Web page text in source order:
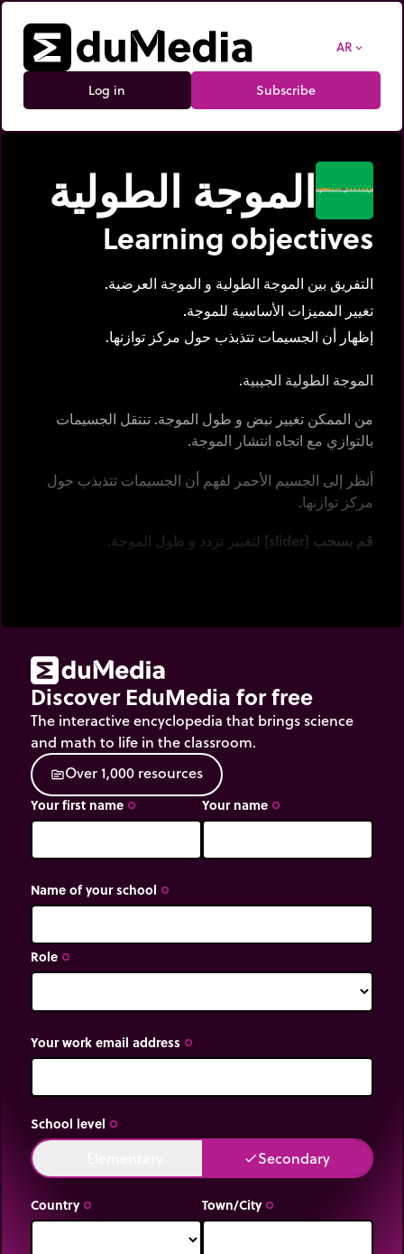
AR expand_more
Log in Subscribe
الموجة الطولية
Learning objectives
التفريق بين الموجة الطولية و الموجة العرضية.
تغيير المميزات الأساسية للموجة.
إظهار أن الجسيمات تتذبذب حول مركز توازنها.
الموجة الطولية الجيبية.
من الممكن تغيير نبض و طول الموجة. تنتقل الجسيمات
بالتوازي مع اتجاه انتشار الموجة.
أنظر إلى الجسيم الأحمر لفهم أن الجسيمات تتذبذب حول
مركز توازنها.
قم بسحب [slider] لتغيير تردد و طول الموجة.
Discover EduMedia for free
The interactive encyclopedia that brings science
and math to life in the classroom.
sourceOver1,000 resources
Your first name trip_origin Your name trip_origin
Name of your school trip_origin
Role trip_origin
Your work email address trip_origin
School level trip_origin
doneSecondary
Country trip_origin Town/City trip_origin